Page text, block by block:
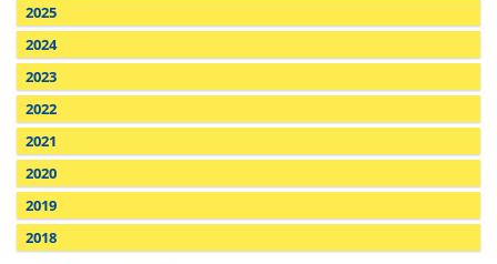
2025
2024
2023
2022
2021
2020
2019
2018